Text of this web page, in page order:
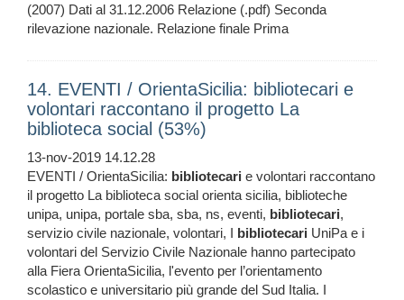
(2007) Dati al 31.12.2006 Relazione (.pdf) Seconda
rilevazione nazionale. Relazione finale Prima
14. EVENTI / OrientaSicilia: bibliotecari e
volontari raccontano il progetto La
biblioteca social (53%)
13-nov-2019 14.12.28
EVENTI / OrientaSicilia: bibliotecari e volontari raccontano
il progetto La biblioteca social orienta sicilia, biblioteche
unipa, unipa, portale sba, sba, ns, eventi, bibliotecari,
servizio civile nazionale, volontari, I bibliotecari UniPa e i
volontari del Servizio Civile Nazionale hanno partecipato
alla Fiera OrientaSicilia, l'evento per l’orientamento
scolastico e universitario più grande del Sud Italia. I